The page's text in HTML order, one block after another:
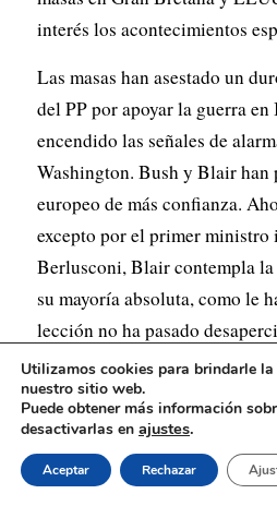
interés los acontecimientos
Las masas han asestado un
del PP por apoyar la guerra en
encendido las señales de
Washington. Bush y Blair han
europeo de más confianza.
excepto por el primer
Berlusconi, Blair contempla
su mayoría absoluta, como le
lección no ha pasado
su amigo de la Casa Blanca.
La administración Bush tiene
alarmada. Con las elecciones
vuelta de la esquina, el
Utilizamos cookies para brindarle
nuestro sitio web.
Puede obtener más información
desactivarlas en ajustes.
Aceptar Rechazar